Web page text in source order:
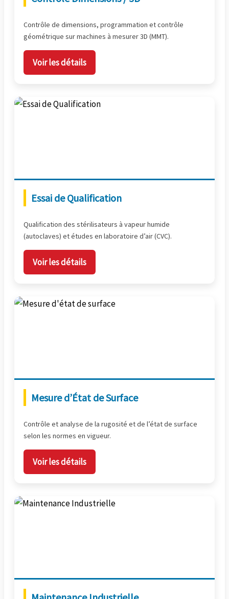
Contrôle de dimensions, programmation et contrôle
géométrique sur machines à mesurer 3D (MMT).
Voir les détails
Essai de Qualification
Qualification des stérilisateurs à vapeur humide
(autoclaves) et études en laboratoire d’air (CVC).
Voir les détails
Mesure d’État de Surface
Contrôle et analyse de la rugosité et de l’état de surface
selon les normes en vigueur.
Voir les détails